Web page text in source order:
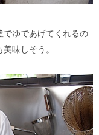
でゆであげてくれるの
味しそう。